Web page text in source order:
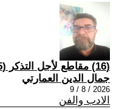
(16) مقاطع لأجل التذكر (1955) * – لويس أراغون
جمال الدين العمارتي
2026 / 8 / 9
الادب والفن